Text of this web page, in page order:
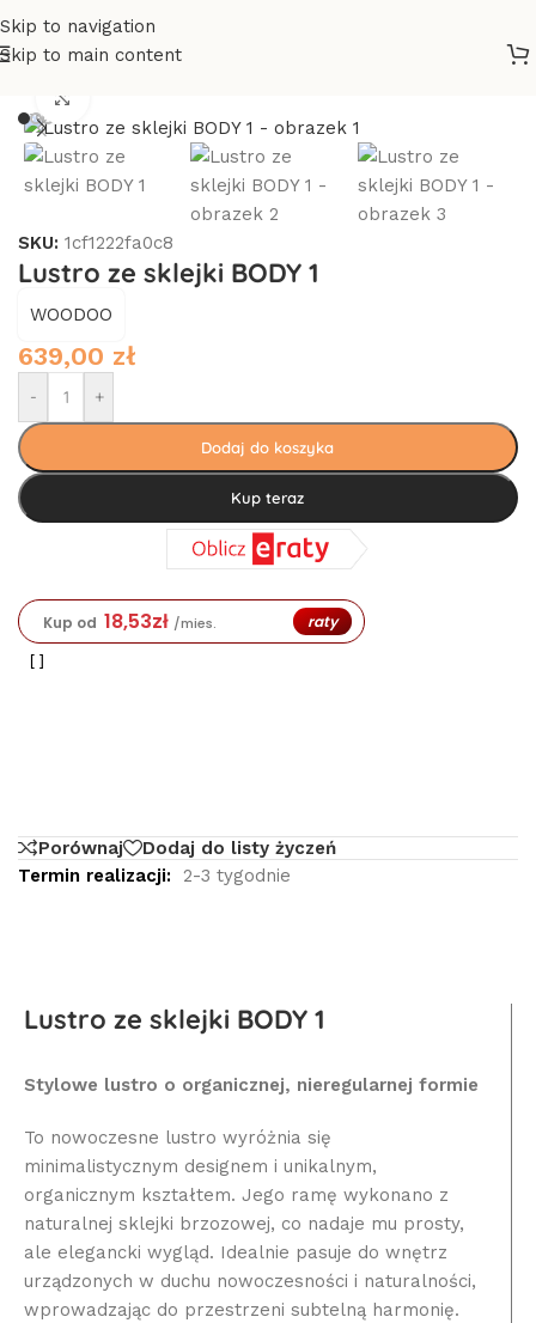
Skip to navigation
Skip to main content
SKU: 1cf1222fa0c8
Lustro ze sklejki BODY 1
WOODOO
639,00 zł
- +
Dodaj do koszyka
Kup teraz
Kup od 18,53zł /mies. raty
Porównaj
Dodaj do listy życzeń
Termin realizacji:
2-3 tygodnie
Lustro ze sklejki BODY 1
Stylowe lustro o organicznej, nieregularnej formie
To nowoczesne lustro wyróżnia się
minimalistycznym designem i unikalnym,
organicznym kształtem. Jego ramę wykonano z
naturalnej sklejki brzozowej, co nadaje mu prosty,
ale elegancki wygląd. Idealnie pasuje do wnętrz
urządzonych w duchu nowoczesności i naturalności,
wprowadzając do przestrzeni subtelną harmonię.